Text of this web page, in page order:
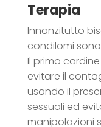
Terapia
Innanzitutto
condilomi
Il primo
evitare il
usando il
sessuali ed
manipolazioni